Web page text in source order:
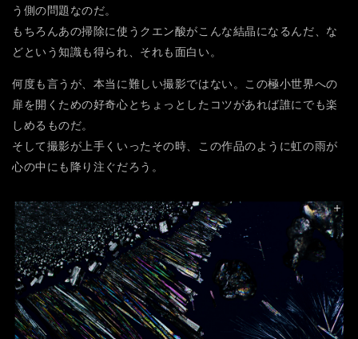
う側の問題なのだ。
もちろんあの掃除に使うクエン酸がこんな結晶になるんだ、な
どという知識も得られ、それも面白い。
何度も言うが、本当に難しい撮影ではない。この極小世界への
扉を開くための好奇心とちょっとしたコツがあれば誰にでも楽
しめるものだ。
そして撮影が上手くいったその時、この作品のように虹の雨が
心の中にも降り注ぐだろう。